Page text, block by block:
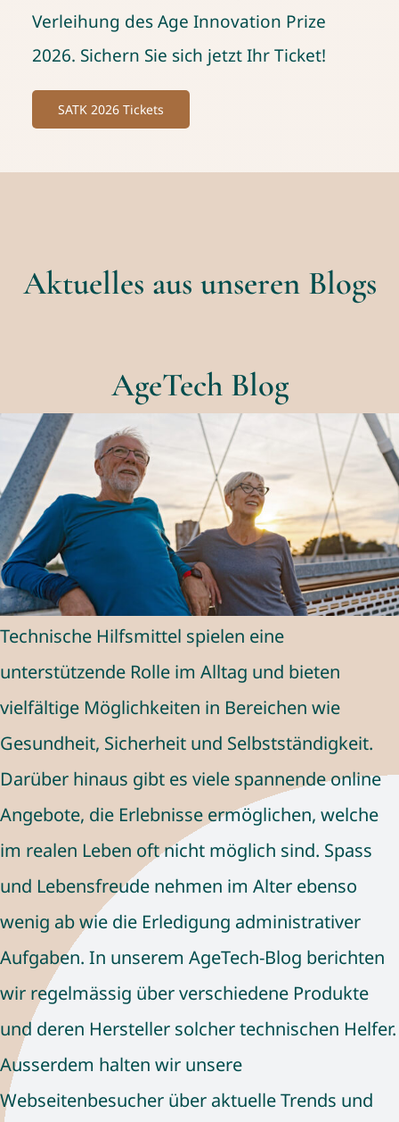
Verleihung des Age Innovation Prize
2026. Sichern Sie sich jetzt Ihr Ticket!
SATK 2026 Tickets
Aktuelles aus unseren Blogs
AgeTech Blog
Technische Hilfsmittel spielen eine
unterstützende Rolle im Alltag und bieten
vielfältige Möglichkeiten in Bereichen wie
Gesundheit, Sicherheit und Selbstständigkeit.
Darüber hinaus gibt es viele spannende online
Angebote, die Erlebnisse ermöglichen, welche
im realen Leben oft nicht möglich sind. Spass
und Lebensfreude nehmen im Alter ebenso
wenig ab wie die Erledigung administrativer
Aufgaben. In unserem AgeTech-Blog berichten
wir regelmässig über verschiedene Produkte
und deren Hersteller solcher technischen Helfer.
Ausserdem halten wir unsere
Webseitenbesucher über aktuelle Trends und